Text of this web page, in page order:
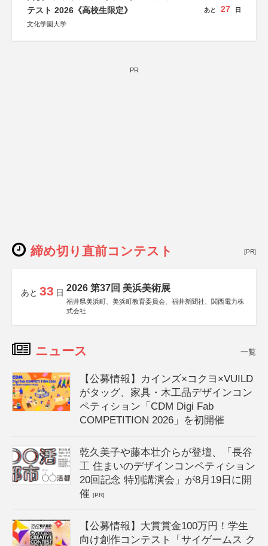
テスト 2026《高校生限定》
文化学園大学
あと 27 日
PR
締め切り直前コンテスト [PR]
あと 33 日 2026 第37回 美浜美術展
福井県美浜町、美浜町教育委員会、福井新聞社、関西電力株
式会社
ニュース 一覧
【公募情報】カインズ×コクヨ×VUILD
がタッグ、家具・木工品デザインコン
ペティション「CDM Digi Fab
COMPETITION 2026」を初開催
乾久美子や藤本壮介らが登壇、「長谷
工 住まいのデザインコンペティション
20回記念 特別講演会」が8月19日に開
催[PR]
【公募情報】大賞賞金100万円！学生
向け創作コンテスト「サイゲームス ク